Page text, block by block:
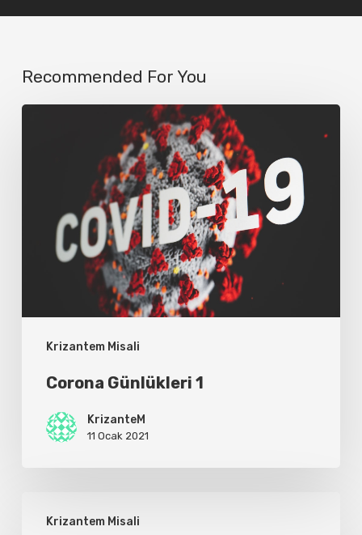
Recommended For You
Krizantem Misali
Corona Günlükleri 1
KrizanteM
11 Ocak 2021
Krizantem Misali
Aralık